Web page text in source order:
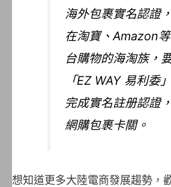
海外包裹實名認證
在淘寶、Amazon
台購物的海淘族，
「EZ WAY 易利委
完成實名註册認證
網購包裹卡關。
想知道更多大陸電商發展趨勢，